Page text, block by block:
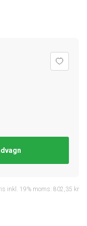
inkl. 19% moms: 802,35 kr